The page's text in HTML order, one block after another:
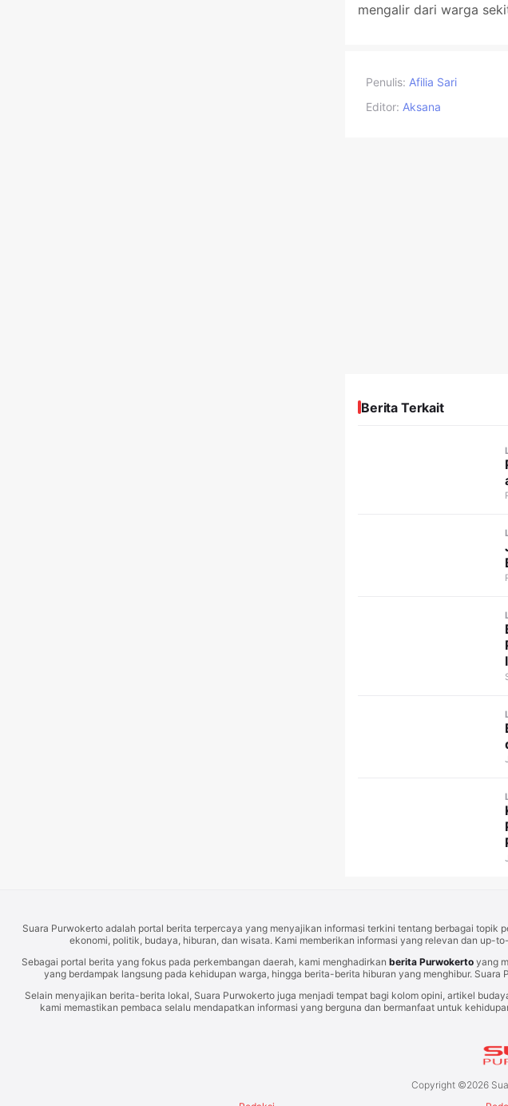
mengalir dari warga
Penulis: Afilia Sari
Editor: Aksana
Berita Terkait
Suara Purwokerto adalah portal berita terpercaya yang menyajikan informasi terkini tentang berbagai topik
ekonomi, politik, budaya, hiburan, dan wisata. Kami memberikan informasi yang relevan dan up-
Sebagai portal berita yang fokus pada perkembangan daerah, kami menghadirkan berita Purwokertoyang
yang berdampak langsung pada kehidupan warga, hingga berita-berita hiburan yang menghibur.
Selain menyajikan berita-berita lokal, Suara Purwokerto juga menjadi tempat bagi kolom opini, artikel
kami memastikan pembaca selalu mendapatkan informasi yang berguna dan bermanfaat untuk
Copyright ©2026